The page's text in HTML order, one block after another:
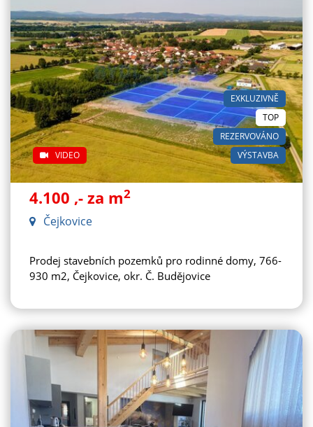
EXKLUZIVNĚ
VIDEO VÝSTAVBA
REZERVOVÁNO
TOP
4.100 ,- za m2
Čejkovice
Prodej stavebních pozemků pro rodinné domy, 766-
930 m2, Čejkovice, okr. Č. Budějovice